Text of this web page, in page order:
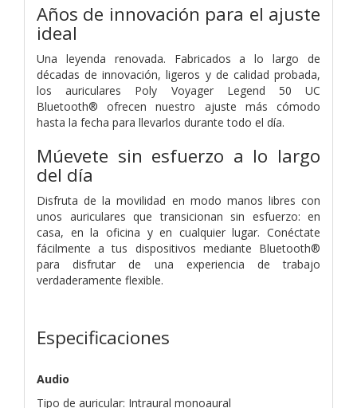
Años de innovación para el ajuste
ideal
Una leyenda renovada. Fabricados a lo largo de
décadas de innovación, ligeros y de calidad probada,
los auriculares Poly Voyager Legend 50 UC
Bluetooth® ofrecen nuestro ajuste más cómodo
hasta la fecha para llevarlos durante todo el día.
Múevete sin esfuerzo a lo largo
del día
Disfruta de la movilidad en modo manos libres con
unos auriculares que transicionan sin esfuerzo: en
casa, en la oficina y en cualquier lugar. Conéctate
fácilmente a tus dispositivos mediante Bluetooth®
para disfrutar de una experiencia de trabajo
verdaderamente flexible.
Especificaciones
Audio
Tipo de auricular: Intraural monoaural